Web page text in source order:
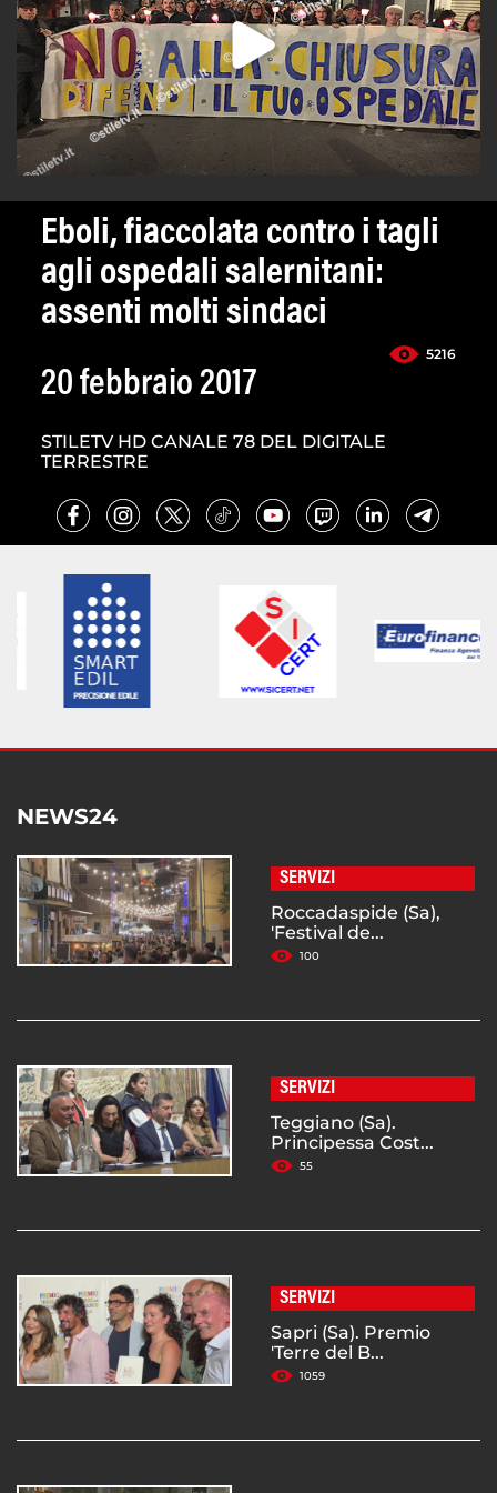
Eboli, fiaccolata contro i tagli
agli ospedali salernitani:
assenti molti sindaci
5216
20 febbraio 2017
STILETV HD CANALE 78 DEL DIGITALE
TERRESTRE
NEWS24
SERVIZI
Roccadaspide (Sa),
'Festival de...
100
SERVIZI
Teggiano (Sa).
Principessa Cost...
55
SERVIZI
Sapri (Sa). Premio
'Terre del B...
1059